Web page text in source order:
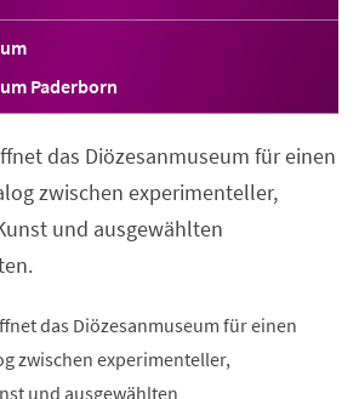
Paderborn
das Diözesanmuseum für einen
zwischen experimenteller,
und ausgewählten
das Diözesanmuseum für einen
zwischen experimenteller,
und ausgewählten